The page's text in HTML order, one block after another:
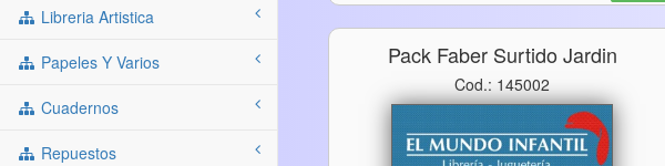
Libreria Artistica
Papeles Y Varios
Cuadernos
Repuestos
Pack Faber Surtido Jardin
Cod.: 145002